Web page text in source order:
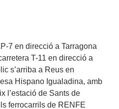
7 en direcció a Tarragona
T-11 en direcció a
s’arriba a Reus en
Hispano Igualadina, amb
l’estació de Sants de
ferrocarrils de RENFE